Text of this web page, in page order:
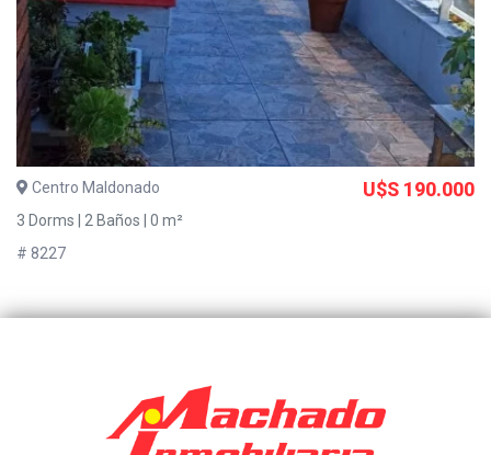
Centro Maldonado U$S 190.000
3 Dorms | 2 Baños | 0 m²
# 8227